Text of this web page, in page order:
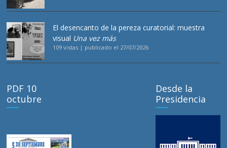
El desencanto de la pereza curatorial: muestra
visual Una vez más
109 vistas | publicado el 27/07/2026
PDF 10
octubre
Desde la
Presidencia